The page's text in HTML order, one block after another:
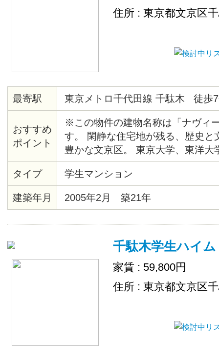
住所 : 東京都文京区
最寄駅 東京メトロ千代田線 千駄木 徒歩
おすすめ
ポイント
※この物件の建物名称は「ナヴィ
す。 閑静な住宅地が残る、歴史と
豊かな文京区。 東京大学、東洋大
手線も自転車圏内の人気エリアで
めのシンクに、その横にはまな板
ース。 さらに 2口コンロで使い勝
理好きの方には嬉しいですね！
タイプ 学生マンション
建築年月 2005年2月 築21年
千駄木学生ハイム
家賃 : 59,800円
住所 : 東京都文京区